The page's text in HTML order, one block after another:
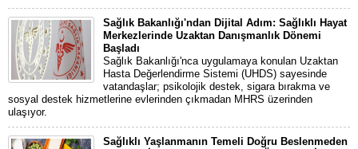
Sağlık Bakanlığı'ndan Dijital Adım: Sağlıklı Hayat
Merkezlerinde Uzaktan Danışmanlık Dönemi
Başladı
Sağlık Bakanlığı'nca uygulamaya konulan Uzaktan
Hasta Değerlendirme Sistemi (UHDS) sayesinde
vatandaşlar; psikolojik destek, sigara bırakma ve
sosyal destek hizmetlerine evlerinden çıkmadan MHRS üzerinden
ulaşıyor.
Sağlıklı Yaşlanmanın Temeli Doğru Beslenmeden